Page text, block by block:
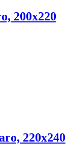
200x220
220x240